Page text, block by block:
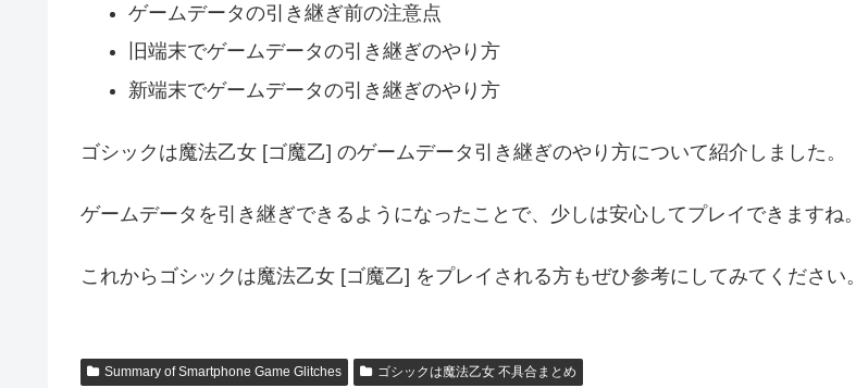
ゲームデータの引き継ぎ前の注意点
旧端末でゲームデータの引き継ぎのやり方
新端末でゲームデータの引き継ぎのやり方
ゴシックは魔法乙女 [ゴ魔乙] のゲームデータ引き継ぎのやり方について紹介しました。
ゲームデータを引き継ぎできるようになったことで、少しは安心してプレイできますね。
これからゴシックは魔法乙女 [ゴ魔乙] をプレイされる方もぜひ参考にしてみてください。
Summary of Smartphone Game Glitches ゴシックは魔法乙女 不具合まとめ